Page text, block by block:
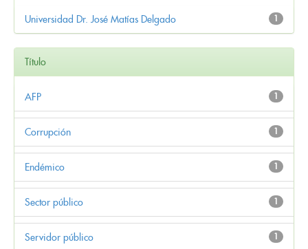
1
Universidad Dr. José Matías Delgado
Título
1
AFP
1
Corrupción
1
Endémico
1
Sector público
1
Servidor público